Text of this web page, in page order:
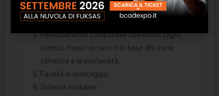
Configurabile normale o passante a pensilina
Realizzabile con soluzione finto piano
Perfettamente compatibile con infissi taglio
termico Passo arcarecci in base alla zona
climatica e la profondità
Facilità di montaggio
Sistema modulare